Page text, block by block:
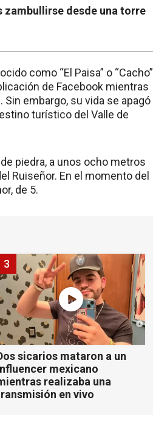
zambullirse desde una torre
como “El Paisa” o “Cacho”
de Facebook mientras
embargo, su vida se apagó
turístico del Valle de
piedra, a unos ocho metros
Ruiseñor. En el momento del
de 5.
sicarios mataron a un
mexicano
realizaba una
en vivo
3